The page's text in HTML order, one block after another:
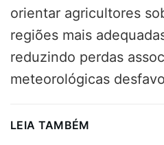
orientar agricultores
regiões mais
reduzindo perdas
meteorológicas
LEIA TAMBÉM